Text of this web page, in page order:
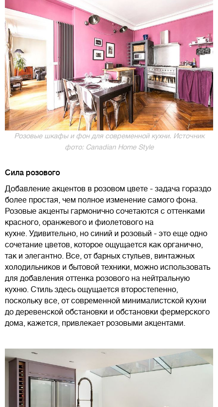
Розовые шкафы и фон для современной кухни. Источник
фото: Canadian Home Style
Сила розового
Добавление акцентов в розовом цвете - задача гораздо
более простая, чем полное изменение самого фона.
Розовые акценты гармонично сочетаются с оттенками
красного, оранжевого и фиолетового на
кухне. Удивительно, но синий и розовый - это еще одно
сочетание цветов, которое ощущается как органично,
так и элегантно. Все, от барных стульев, винтажных
холодильников и бытовой техники, можно использовать
для добавления оттенка розового на нейтральную
кухню. Стиль здесь ощущается второстепенно,
поскольку все, от современной минималистской кухни
до деревенской обстановки и обстановки фермерского
дома, кажется, привлекает розовыми акцентами.